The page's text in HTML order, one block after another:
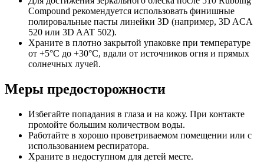
Compound рекомендуется использовать финишные
полировальные пасты линейки 3D (например, 3D ACA
520 или 3D AAT 502).
Храните в плотно закрытой упаковке при температуре
от +5°C до +30°C, вдали от источников огня и прямых
солнечных лучей.
Меры предосторожности
Избегайте попадания в глаза и на кожу. При контакте
промойте большим количеством воды.
Работайте в хорошо проветриваемом помещении или с
использованием респиратора.
Храните в недоступном для детей месте.